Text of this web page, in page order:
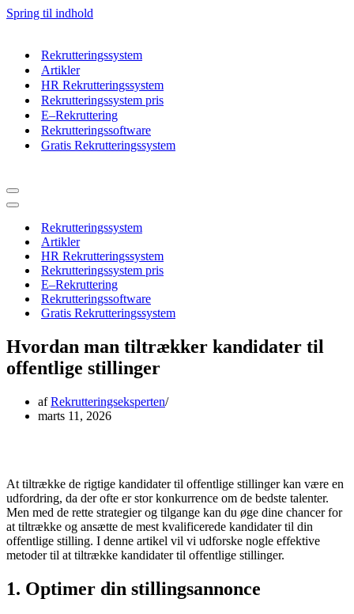
Spring til indhold
Rekrutteringssystem
Artikler
HR Rekrutteringssystem
Rekrutteringssystem pris
E–Rekruttering
Rekrutteringssoftware
Gratis Rekrutteringssystem
Navigation
menu
Navigation
Rekrutteringssystem
Artikler
HR Rekrutteringssystem
Rekrutteringssystem pris
E–Rekruttering
Rekrutteringssoftware
Gratis Rekrutteringssystem
Hvordan man tiltrækker kandidater til
offentlige stillinger
afRekrutteringseksperten
marts 11, 2026
At tiltrække de rigtige kandidater til offentlige stillinger kan være en
udfordring, da der ofte er stor konkurrence om de bedste talenter.
Men med de rette strategier og tilgange kan du øge dine chancer for
at tiltrække og ansætte de mest kvalificerede kandidater til din
offentlige stilling. I denne artikel vil vi udforske nogle effektive
metoder til at tiltrække kandidater til offentlige stillinger.
1. Optimer din stillingsannonce